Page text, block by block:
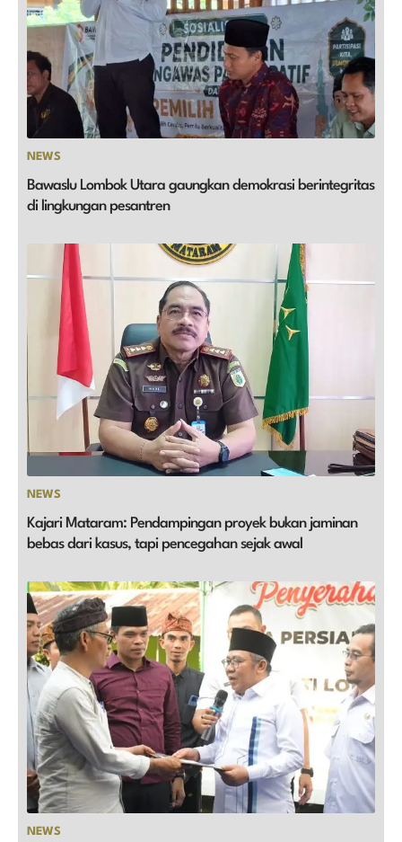
NEWS
Bawaslu Lombok Utara gaungkan demokrasi berintegritas
di lingkungan pesantren
NEWS
Kajari Mataram: Pendampingan proyek bukan jaminan
bebas dari kasus, tapi pencegahan sejak awal
NEWS